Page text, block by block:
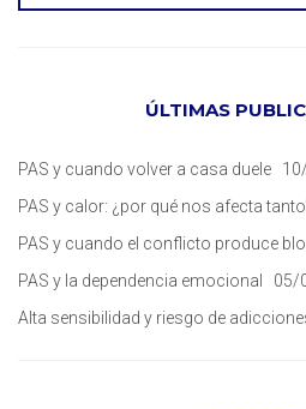
ÚLTIMAS
PAS y cuando volver a casa duele
PAS y calor: ¿por qué nos afecta
PAS y cuando el conflicto produce
PAS y la dependencia emocional
05/
Alta sensibilidad y riesgo de